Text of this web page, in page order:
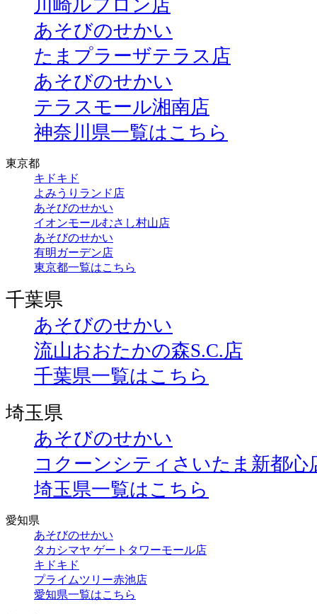
川崎ルフロン店
あそびのせかい
たまプラーザテラス店
あそびのせかい
テラスモール湘南店
神奈川県一覧はこちら
東京都
キドキド
よみうりランド店
あそびのせかい
イオンモールむさし村山店
あそびのせかい
有明ガーデン店
東京都一覧はこちら
千葉県
あそびのせかい
流山おおたかの森S.C.店
千葉県一覧はこちら
埼玉県
あそびのせかい
コクーンシティさいたま新都心
埼玉県一覧はこちら
愛知県
あそびのせかい
タカシマヤ ゲートタワーモール店
キドキド
プライムツリー赤池店
愛知県一覧はこちら